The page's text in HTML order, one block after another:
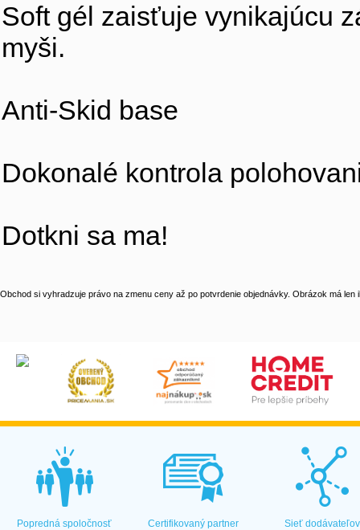
Soft gél zaisťuje vynikajúcu
myši.
Anti-Skid base
Dokonalé kontrola
Dotkni sa ma!
Obchod si vyhradzuje právo na zmenu ceny až po potvrdenie objednávky. Obrázok má len
Popredná spoločnosť Certifikovaný partner Sieť dodávateľov